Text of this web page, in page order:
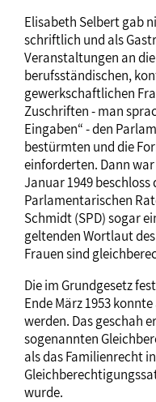
Elisabeth Selbert gab
schriftlich und als
Veranstaltungen an
berufsständischen,
gewerkschaftlichen
Zuschriften - man
Eingaben“ - den
bestürmten und die
einforderten. Dann war
Januar 1949
Parlamentarischen
Schmidt (SPD) sogar
geltenden Wortlaut des
Frauen sind
Die im Grundgesetz
Ende März 1953
werden. Das geschah
sogenannten
als das Familienrecht
wurde.